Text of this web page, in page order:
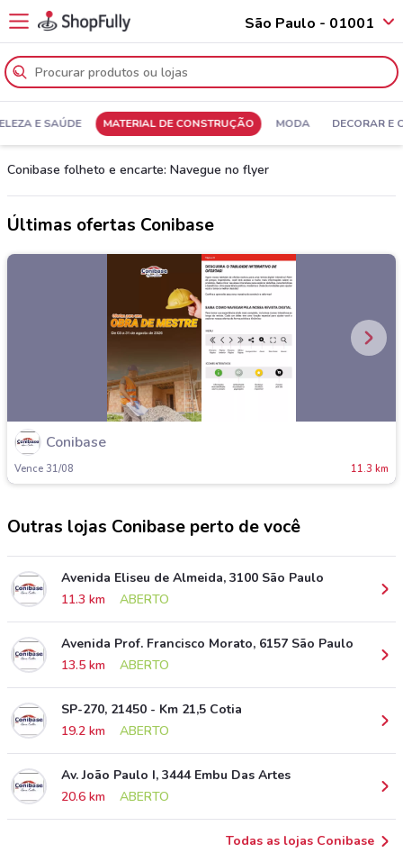
São Paulo - 01001
E SAÚDE MATERIAL DE CONSTRUÇÃO MODA DECORAR E
Conibase folheto e encarte: Navegue no flyer
Últimas ofertas Conibase
Conibase
Vence 31/08 11.3 km
Outras lojas Conibase perto de você
Avenida Eliseu de Almeida, 3100 São Paulo
11.3 km
ABERTO
Avenida Prof. Francisco Morato, 6157 São Paulo
13.5 km
ABERTO
SP-270, 21450 - Km 21,5 Cotia
19.2 km
ABERTO
Av. João Paulo I, 3444 Embu Das Artes
20.6 km
ABERTO
Todas as lojas Conibase